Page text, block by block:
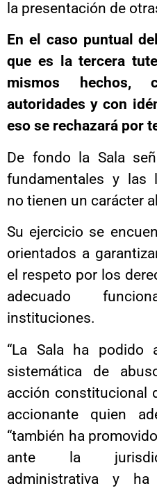
la presentación de
En el caso puntual
que es la tercera
mismos hechos,
autoridades y con
eso se rechazará por
De fondo la Sala
fundamentales y las
no tienen un carácter
Su ejercicio se
orientados a
el respeto por los
adecuado
instituciones.
“La Sala ha podido
sistemática de
acción constitucional
accionante quien
“también ha
ante la
administrativa y ha